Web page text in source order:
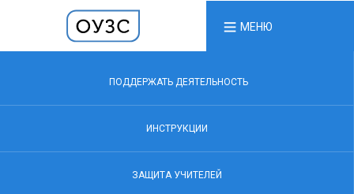
МЕНЮ
ПОДДЕРЖАТЬ ДЕЯТЕЛЬНОСТЬ
ИНСТРУКЦИИ
ЗАЩИТА УЧИТЕЛЕЙ